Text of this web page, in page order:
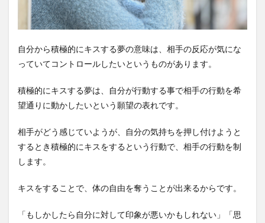
自分から積極的にキスする夢の意味は、相手の反応が気にな
っていてコントロールしたいというものがあります。
積極的にキスする夢は、自分が行動する事で相手の行動を希
望通りに動かしたいという願望の表れです。
相手がどう感じていようが、自分の気持ちを押し付けようと
するとき積極的にキスをするという行動で、相手の行動を制
します。
キスをすることで、体の自由を奪うことが出来るからです。
「もしかしたら自分に対して印象が悪いかもしれない」「思